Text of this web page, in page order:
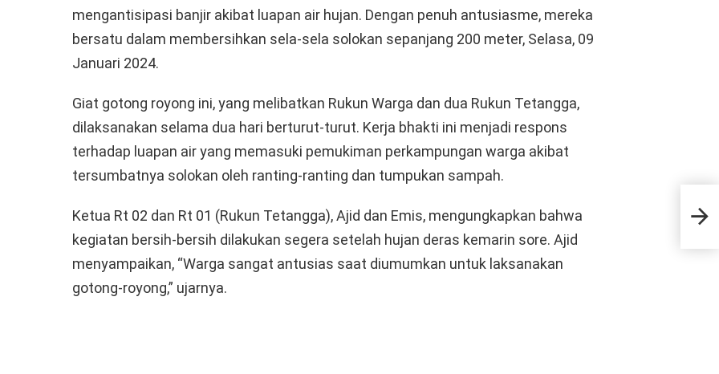
mengantisipasi banjir akibat luapan air hujan. Dengan penuh antusiasme, mereka
bersatu dalam membersihkan sela-sela solokan sepanjang 200 meter, Selasa, 09
Januari 2024.
Giat gotong royong ini, yang melibatkan Rukun Warga dan dua Rukun Tetangga,
dilaksanakan selama dua hari berturut-turut. Kerja bhakti ini menjadi respons
terhadap luapan air yang memasuki pemukiman perkampungan warga akibat
tersumbatnya solokan oleh ranting-ranting dan tumpukan sampah.
Ketua Rt 02 dan Rt 01 (Rukun Tetangga), Ajid dan Emis, mengungkapkan bahwa
kegiatan bersih-bersih dilakukan segera setelah hujan deras kemarin sore. Ajid
menyampaikan, “Warga sangat antusias saat diumumkan untuk laksanakan
gotong-royong,” ujarnya.